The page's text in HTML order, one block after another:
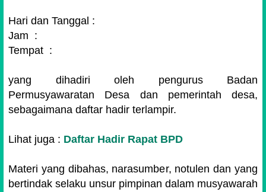
Hari dan Tanggal :
Jam :
Tempat :
yang dihadiri oleh pengurus Badan
Permusyawaratan Desa dan pemerintah desa,
sebagaimana daftar hadir terlampir.
Lihat juga : Daftar Hadir Rapat BPD
Materi yang dibahas, narasumber, notulen dan yang
bertindak selaku unsur pimpinan dalam musyawarah